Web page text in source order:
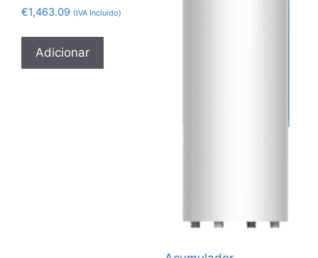
€1,463.09 (IVA Incluído)
Adicionar